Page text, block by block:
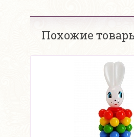
Похожие